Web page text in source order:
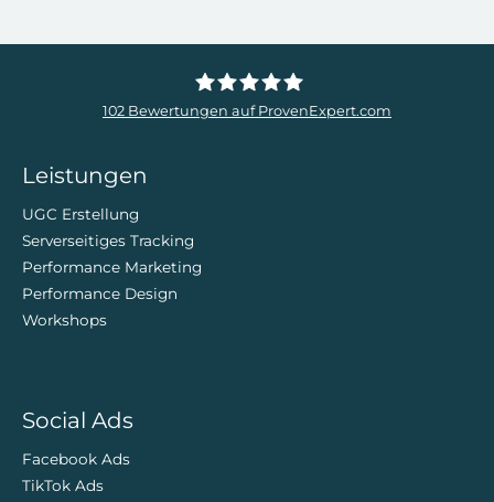
102 Bewertungen auf ProvenExpert.com
Leistungen
UGC Erstellung
Serverseitiges Tracking
Performance Marketing
Performance Design
Workshops
Social Ads
Facebook Ads
TikTok Ads